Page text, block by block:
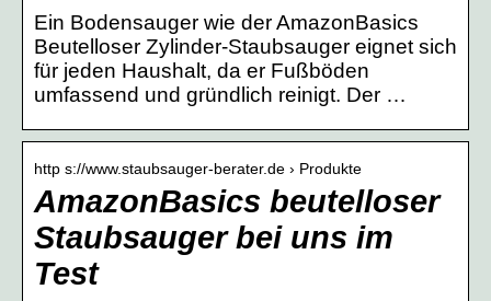
Ein Bodensauger wie der AmazonBasics
Beutelloser Zylinder-Staubsauger eignet sich
für jeden Haushalt, da er Fußböden
umfassend und gründlich reinigt. Der …
http s://www.staubsauger-berater.de › Produkte
AmazonBasics beutelloser
Staubsauger bei uns im
Test